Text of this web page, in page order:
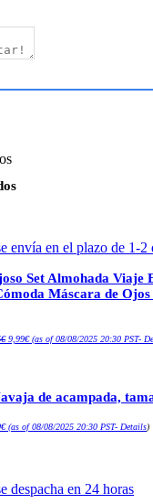
envía en el plazo de 1-2
Set Almohada Viaje
Máscara de Ojos
€precio
9,99€precio
(as of 08/08/2025 20:30 PST-
de acampada,
€(as of 08/08/2025 20:30 PST- Details)
despacha en 24 horas